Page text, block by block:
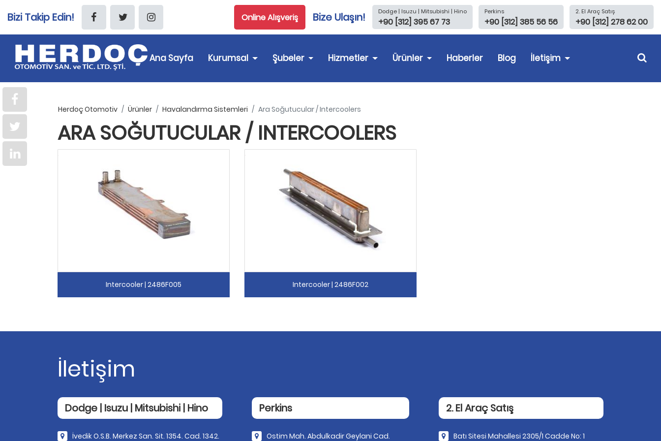
Bizi Takip Edin! 2. El Araç Satış
+90 [312] 278 62 00
Perkins
+90 [312] 385 56 56
Dodge | Isuzu | Mitsubishi | Hino
+90 [312] 395 67 73
Bize Ulaşın!
Online Alışveriş
Ana Sayfa Kurumsal Şubeler Hizmetler Ürünler Haberler Blog İletişim
Herdoç Otomotiv Ürünler Havalandırma Sistemleri Ara Soğutucular / Intercoolers
ARA SOĞUTUCULAR / INTERCOOLERS
Intercooler | 2486F005 Intercooler | 2486F002
İletişim
Dodge | Isuzu | Mitsubishi | Hino
İvedik O.S.B. Merkez San. Sit. 1354. Cad. 1342.
Perkins
Ostim Mah. Abdulkadir Geylani Cad.
2. El Araç Satış
Batı Sitesi Mahallesi 2305/1 Cadde No: 1